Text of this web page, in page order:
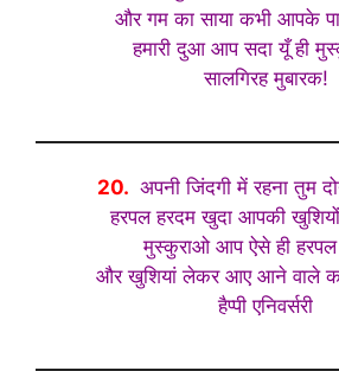
और गम का साया कभी आपके
हमारी दुआ आप सदा यूँ ही
सालगिरह मुबारक!
20. अपनी जिंदगी में रहना तुम
हरपल हरदम खुदा आपकी
मुस्कुराओ आप ऐसे ही हरपल
और खुशियां लेकर आए आने वाले
हैप्पी एनिवर्सरी